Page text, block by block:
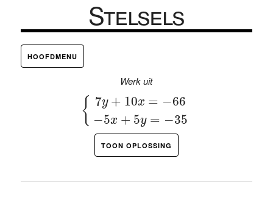
Stelsels
HOOFDMENU
Werk uit
{ 7y + 10x = −66
−5x + 5y = −35
{7 y+10 x=−66 x+
TOON OPLOSSING